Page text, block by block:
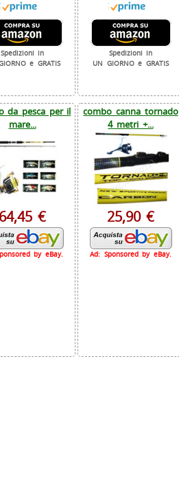
Spedizioni in
e GRATIS
Spedizioni in
UN GIORNO e GRATIS
da pesca per il
mare...
64,45 €
by eBay.
combo canna tornado
4 metri +...
25,90 €
Ad: Sponsored by eBay.